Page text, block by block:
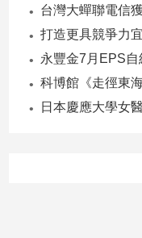
旅
美
食
星
日本慶應大學女